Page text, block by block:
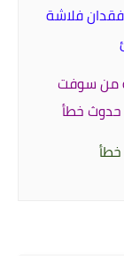
فلاشة
من سوفت
حدوث خطأ